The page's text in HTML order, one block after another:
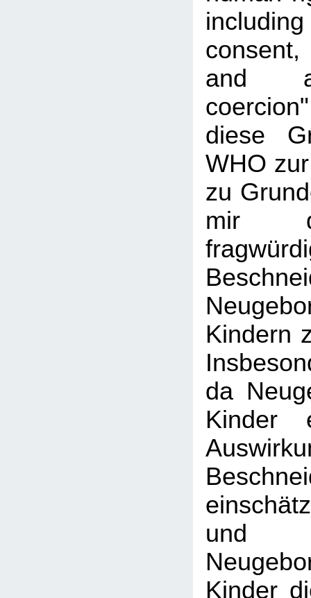
and
diese
WHO
zu
mir
Kindern
da
Kinder
und
Kinder